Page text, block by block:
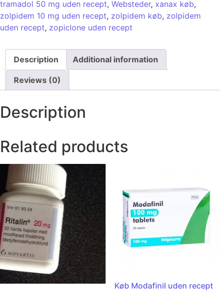
tramadol 50 mg uden recept, Websteder, xanax køb,
zolpidem 10 mg uden recept, zolpidem køb, zolpidem
uden recept, zopiclone uden recept
Description Additional information
Reviews (0)
Description
Related products
Køb Modafinil uden recept